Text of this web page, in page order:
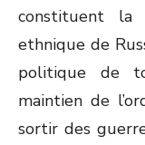
constituent
ethnique de
politique de
maintien de
sortir des